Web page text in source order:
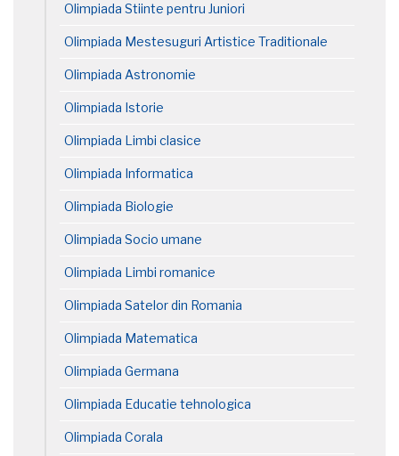
Olimpiada Stiinte pentru Juniori
Olimpiada Mestesuguri Artistice Traditionale
Olimpiada Astronomie
Olimpiada Istorie
Olimpiada Limbi clasice
Olimpiada Informatica
Olimpiada Biologie
Olimpiada Socio umane
Olimpiada Limbi romanice
Olimpiada Satelor din Romania
Olimpiada Matematica
Olimpiada Germana
Olimpiada Educatie tehnologica
Olimpiada Corala